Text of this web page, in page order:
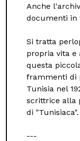
Anche
documenti in
Si tratta
propria vita e
questa
frammenti di
Tunisia nel
scrittrice alla
di "Tunisiaca".
---